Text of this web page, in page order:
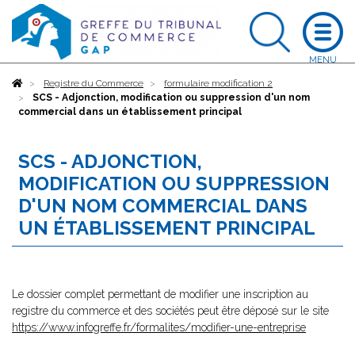
AccueilRegistre du Commerce
formulaire modification 2
SCS - Adjonction, modification ou suppression d'un nom
commercial dans un établissement principal
SCS - ADJONCTION,
MODIFICATION OU SUPPRESSION
D'UN NOM COMMERCIAL DANS
UN ÉTABLISSEMENT PRINCIPAL
Le dossier complet permettant de modifier une inscription au
registre du commerce et des sociétés peut être déposé sur le site
https://www.infogreffe.fr/formalites/modifier-une-entreprise